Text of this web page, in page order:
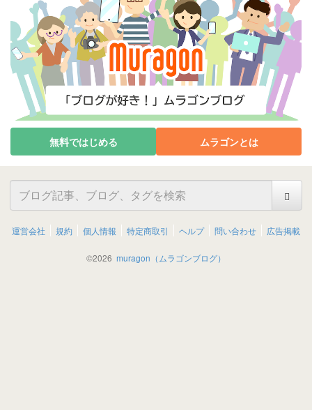
無料ではじめる ムラゴンとは
運営会社 規約 個人情報 特定商取引 ヘルプ 問い合わせ 広告掲載
©2026 muragon（ムラゴンブログ）